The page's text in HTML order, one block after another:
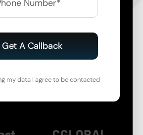
Get A Callback
my data I agree to be contacted